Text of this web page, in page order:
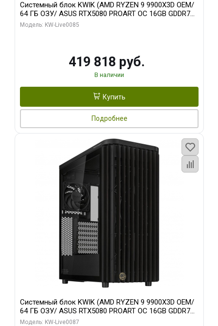
Системный блок KWIK (AMD RYZEN 9 9900X3D OEM/
64 ГБ ОЗУ/ ASUS RTX5080 PROART OC 16GB GDDR7
256bit Type-C DP 2/ 960 ГБ SSD)
Модель: KW-Live0085
419 818 руб.
В наличии
Купить
Подробнее
Системный блок KWIK (AMD RYZEN 9 9900X3D OEM/
64 ГБ ОЗУ/ ASUS RTX5080 PROART OC 16GB GDDR7
256bit Type-C DP 2/ 1 ТБ SSD)
Модель: KW-Live0087